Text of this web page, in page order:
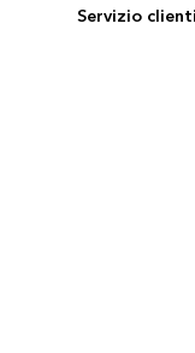
Servizio clienti